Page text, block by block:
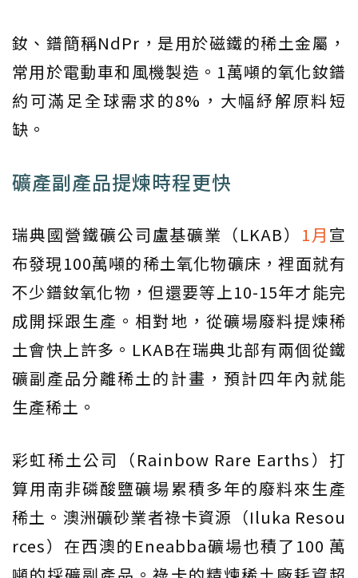
釹、鐠簡稱NdPr，是用於磁鐵的稀土金屬，
常用於電動車和風機製造。1萬噸的氧化釹鐠
約可滿足全球需求的8%，大幅紓解原料短
缺。
礦產副產品提煉時程更快
瑞典國營鐵礦公司盧基礦業（LKAB） 1月 宣
布發現100萬噸的稀土氧化物礦床，裡面就有
不少鐠釹氧化物，但還要等上10-15年才能完
成開採跟生產。相對地，從礦場廢料提煉稀
土會快上許多。LKAB在瑞典北部有兩個從鐵
礦副產品分離稀土的計畫，預計四年內就能
生產稀土。
彩虹稀土公司（Rainbow Rare Earths）打
算用南非磷酸鹽礦場累積多年的廢料來生產
稀土。澳洲礦砂業者祿卡資源（Iluka Resou
rces）在西澳的Eneabba礦場也積了100 萬